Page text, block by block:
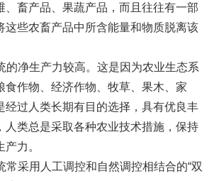
、畜产品、果蔬产品，而且往往有一部
这些农畜产品中所含能量和物质脱离该
的净生产力较高。这是因为农业生态系
食作物、经济作物、牧草、果木、家
经过人类长期有目的选择，具有优良丰
人类总是采取各种农业技术措施，保持
力。
常采用人工调控和自然调控相结合的“双